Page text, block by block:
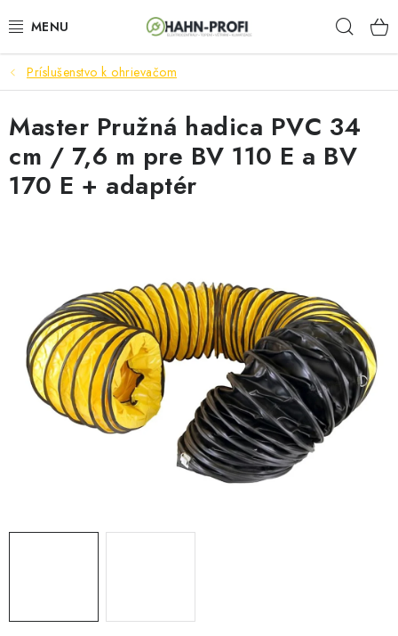
na
ELEKTROCENTRÁLY
ZAHRADNÍ TECHNIKA
STAVEBNÁ TECHNIKA
OHRIEVAČE
KLIMATIZÁCIA
VYHRIEVANIE
VRÁTENIE TOVARU A REKLAMÁCIE
Príslušenstvo k ohrievačom
Master Pružná hadica PVC 34
cm / 7,6 m pre BV 110 E a BV
170 E + adaptér